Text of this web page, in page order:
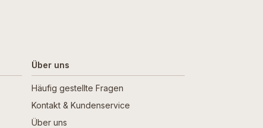
Über uns
Häufig gestellte Fragen
Kontakt & Kundenservice
Über uns